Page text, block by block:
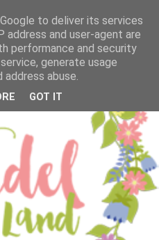
to deliver its services
address and user-agent are
performance and security
generate usage
abuse.
GOT IT